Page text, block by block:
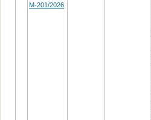
М-201/2026